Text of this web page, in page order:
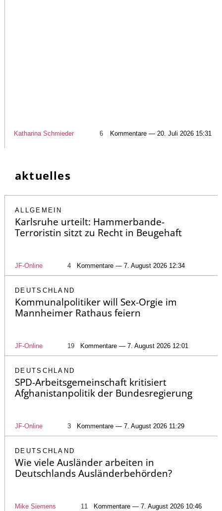
Katharina Schmieder 6 Kommentare — 20. Juli 2026 15:31
aktuelles
ALLGEMEIN
Karlsruhe urteilt: Hammerbande-
Terroristin sitzt zu Recht in Beugehaft
JF-Online 4 Kommentare — 7. August 2026 12:34
DEUTSCHLAND
Kommunalpolitiker will Sex-Orgie im
Mannheimer Rathaus feiern
JF-Online 19 Kommentare — 7. August 2026 12:01
DEUTSCHLAND
SPD-Arbeitsgemeinschaft kritisiert
Afghanistanpolitik der Bundesregierung
JF-Online 3 Kommentare — 7. August 2026 11:29
DEUTSCHLAND
Wie viele Ausländer arbeiten in
Deutschlands Ausländerbehörden?
Mike Siemens 11 Kommentare — 7. August 2026 10:46